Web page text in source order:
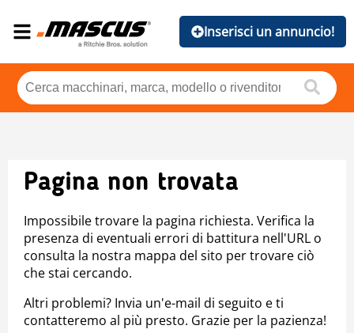
Inserisci un annuncio!
Pagina non trovata
Impossibile trovare la pagina richiesta. Verifica la
presenza di eventuali errori di battitura nell'URL o
consulta la nostra mappa del sito per trovare ciò
che stai cercando.
Altri problemi? Invia un'e-mail di seguito e ti
contatteremo al più presto. Grazie per la pazienza!